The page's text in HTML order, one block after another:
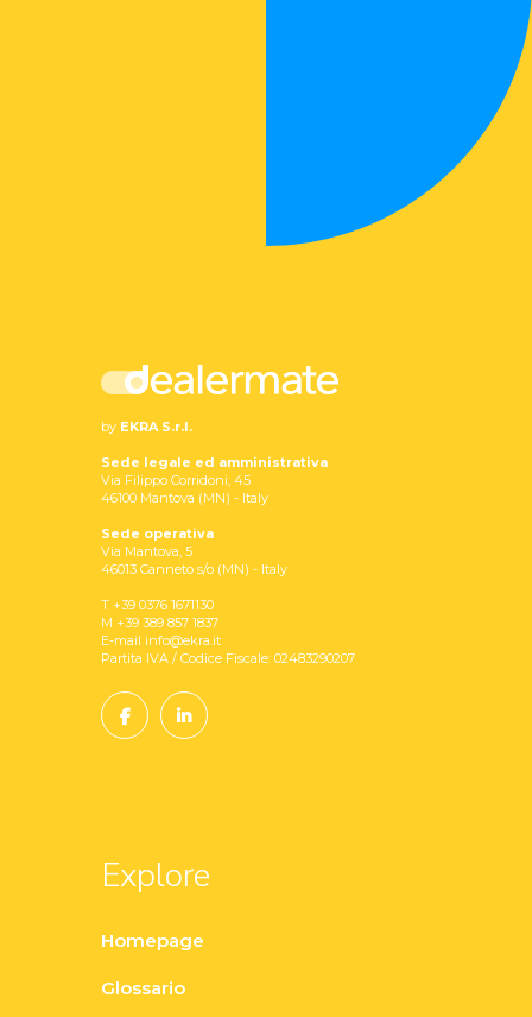
by EKRA S.r.l.
Sede legale ed amministrativa
Via Filippo Corridoni, 45
46100 Mantova (MN) - Italy
Sede operativa
Via Mantova, 5
46013 Canneto s/o (MN) - Italy
T +39 0376 1671130
M +39 389 857 1837
E-mail info@ekra.it
Partita IVA / Codice Fiscale: 02483290207
Explore
Homepage
Glossario